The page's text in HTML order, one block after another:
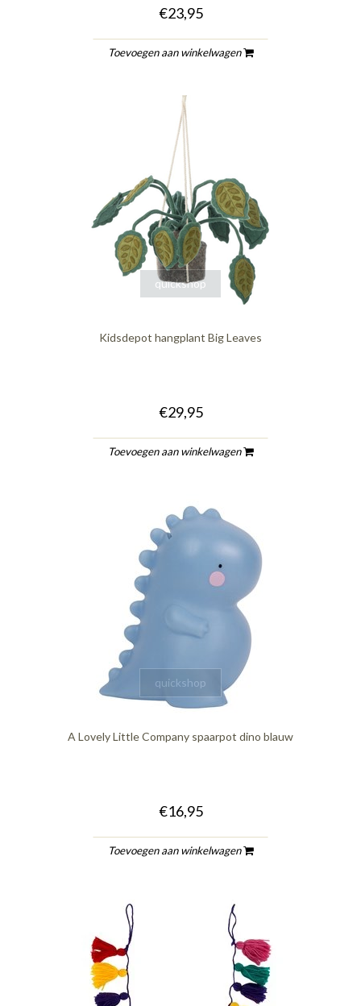
€23,95
Toevoegen aan winkelwagen
quickshop
Kidsdepot hangplant Big Leaves
€29,95
Toevoegen aan winkelwagen
quickshop
A Lovely Little Company spaarpot dino blauw
€16,95
Toevoegen aan winkelwagen